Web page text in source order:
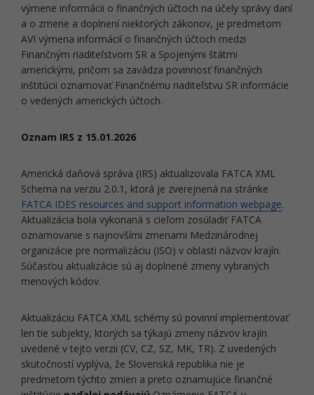
výmene informácii o finančných účtoch na účely správy daní
a o zmene a doplnení niektorých zákonov, je predmetom
AVI výmena informácií o finančných účtoch medzi
Finančným riaditeľstvom SR a Spojenými štátmi
americkými, pričom sa zavádza povinnosť finančných
inštitúcii oznamovať Finančnému riaditeľstvu SR informácie
o vedených amerických účtoch.
Oznam IRS z 15.01.2026
Americká daňová správa (IRS) aktualizovala FATCA XML
Schema na verziu 2.0.1, ktorá je zverejnená na stránke
FATCA IDES resources and support information webpage.
Aktualizácia bola vykonaná s cieľom zosúladiť FATCA
oznamovanie s najnovšími zmenami Medzinárodnej
organizácie pre normalizáciu (ISO) v oblasti názvov krajín.
Súčasťou aktualizácie sú aj doplnené zmeny vybraných
menových kódov.
Aktualizáciu FATCA XML schémy sú povinní implementovať
len tie subjekty, ktorých sa týkajú zmeny názvov krajín
uvedené v tejto verzii (CV, CZ, SZ, MK, TR). Z uvedených
skutočností vyplýva, že Slovenská republika nie je
predmetom týchto zmien a preto oznamujúce finančné